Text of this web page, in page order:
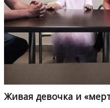
Живая девочка и